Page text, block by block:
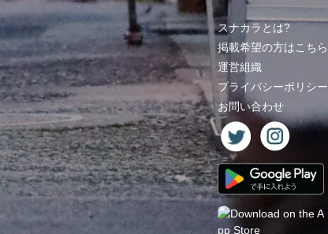
スナカラとは?
掲載希望の方はこちら
運営組織
プライバシーポリシー
お問い合わせ